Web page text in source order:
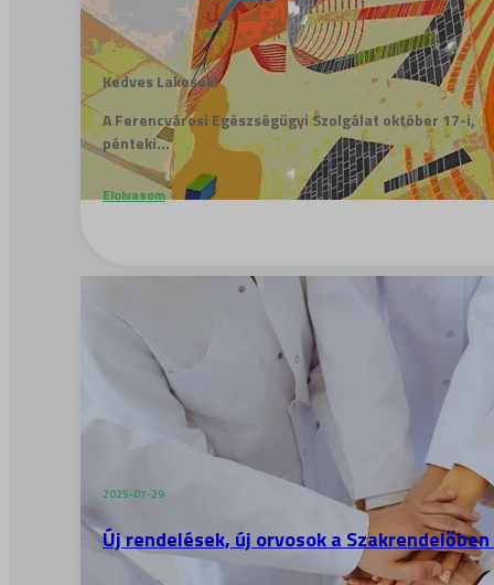
Kedves Lakosok!
A Ferencvárosi Egészségügyi Szolgálat október 17-i,
pénteki...
Elolvasom
2025-07-29
Új rendelések, új orvosok a Szakrendelőben